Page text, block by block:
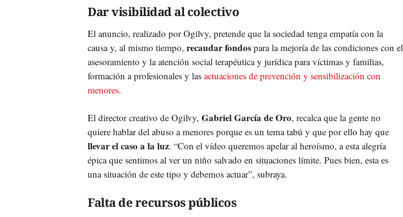
Dar visibilidad al colectivo
El anuncio, realizado por Ogilvy, pretende que la sociedad tenga empatía con la
causa y, al mismo tiempo, recaudar fondos para la mejoría de las condiciones con el
asesoramiento y la atención social terapéutica y jurídica para víctimas y familias,
formación a profesionales y las actuaciones de prevención y sensibilización con
menores.
El director creativo de Ogilvy, Gabriel García de Oro, recalca que la gente no
quiere hablar del abuso a menores porque es un tema tabú y que por ello hay que
llevar el caso a la luz. “Con el vídeo queremos apelar al heroísmo, a esta alegría
épica que sentimos al ver un niño salvado en situaciones límite. Pues bien, esta es
una situación de este tipo y debemos actuar”, subraya.
Falta de recursos públicos